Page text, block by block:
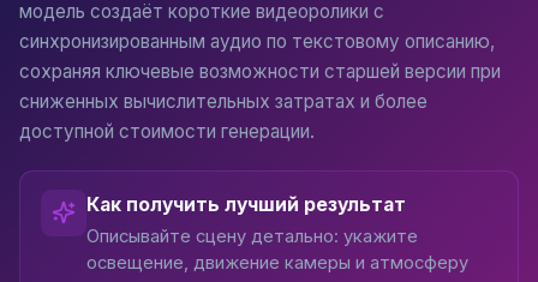
модель создаёт короткие видеоролики с
синхронизированным аудио по текстовому описанию,
сохраняя ключевые возможности старшей версии при
сниженных вычислительных затратах и более
доступной стоимости генерации.
Как получить лучший результат
Описывайте сцену детально: укажите
освещение, движение камеры и атмосферу
Создание видеоконтента с автоматически
Контент для брендов и SMM
Производство серийного видеоконтента для
Корпоративные презентации
Генерация коротких видеовставок для презентаций,